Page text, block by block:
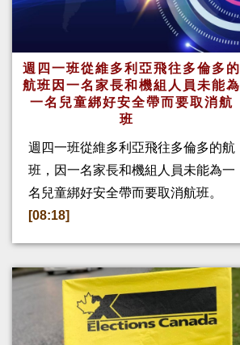
週四一班從維多利亞飛往多倫多的
航班因一名家長和機組人員未能為
一名兒童綁好安全帶而要取消航
班
週四一班從維多利亞飛往多倫多的航
班，因一名家長和機組人員未能為一
名兒童綁好安全帶而要取消航班。
[08:18]